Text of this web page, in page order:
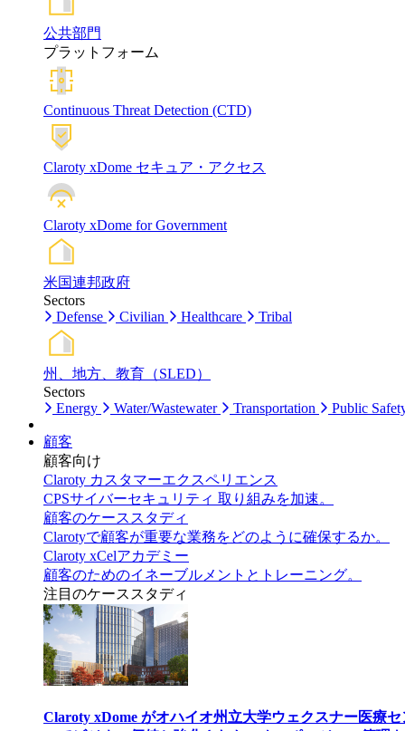
公共部門
プラットフォーム
Continuous Threat Detection (CTD)
Claroty xDome セキュア・アクセス
Claroty xDome for Government
米国連邦政府
Sectors
Defense
Civilian Healthcare Tribal
州、地方、教育（SLED）
Sectors
Energy
Water/Wastewater Transportation Public
顧客
顧客向け
Claroty カスタマーエクスペリエンス
CPSサイバーセキュリティ 取り組みを加速。
顧客のケーススタディ
Clarotyで顧客が重要な業務をどのように確保するか。
Claroty xCelアカデミー
顧客のためのイネーブルメントとトレーニング。
注目のケーススタディ
Claroty xDome がオハイオ州立大学ウェクスナー医療セ